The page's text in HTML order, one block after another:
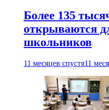
Более 135
открываются
школьников
11 месяцев спустя11